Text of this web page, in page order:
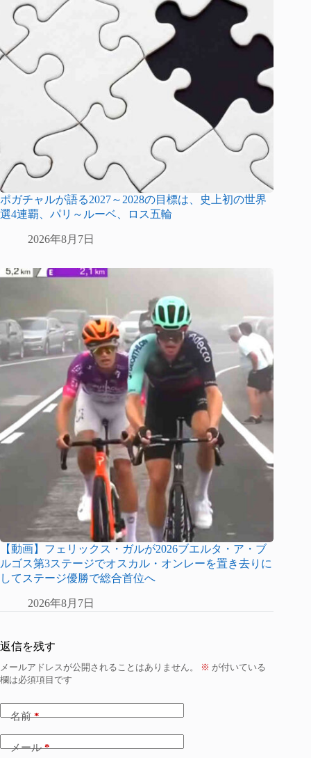
ポガチャルが語る2027～2028の目標は、史上初の世界
選4連覇、パリ～ルーベ、ロス五輪
2026年8月7日
【動画】フェリックス・ガルが2026ブエルタ・ア・ブ
ルゴス第3ステージでオスカル・オンレーを置き去りに
してステージ優勝で総合首位へ
2026年8月7日
返信を残す
メールアドレスが公開されることはありません。 ※ が付いている
欄は必須項目です
名前*
メール*